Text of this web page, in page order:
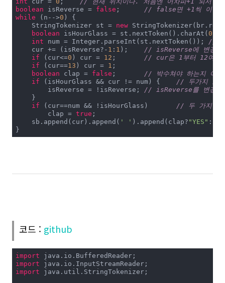
boolean isReverse = false
// false면 +1씩 이동,
while (n-->0 ) {
    StringTokenizer st =
new
boolean isHourGlass = st.nextToken().charAt(0
int
// 입
    cur += (isReverse?-
1 : 1
// isReverse에 변경된
if (cur<=0 ) cur = 12
// cur은 1부터 12여야
if (cur==13 ) cur = 1 ;
boolean clap = false
// 박수쳐야 하는지 여부
if
// 두가지 조건
// isReverse를 변경
    }
if
// 두 가지 조
        clap =
true ;
    sb.append(cur).append(
' ' ).append(clap? "YES" :
}
코드 : github
import
import
import java.util.StringTokenizer;